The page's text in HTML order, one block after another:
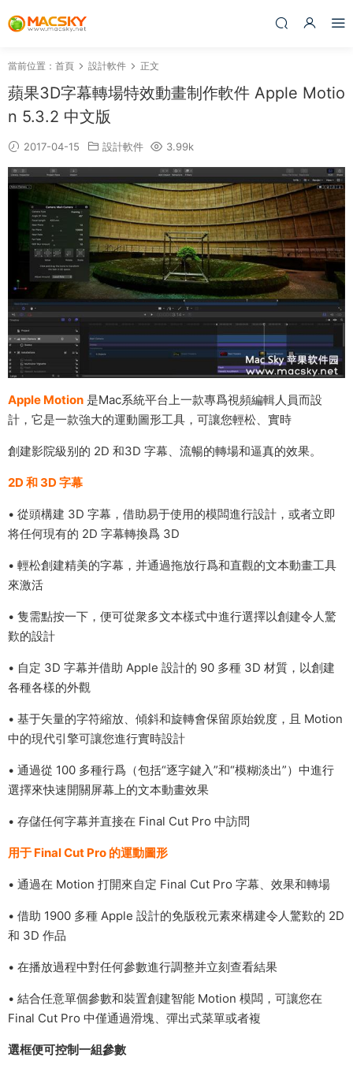
當前位置： 首頁 設計軟件 正文
蘋果3D字幕轉場特效動畫制作軟件 Apple Motio
n 5.3.2 中文版
2017-04-15 設計軟件 3.99k
Apple Motion 是Mac系統平台上一款專爲視頻編輯人員而設
計，它是一款強大的運動圖形工具，可讓您輕松、實時
創建影院級别的 2D 和3D 字幕、流暢的轉場和逼真的效果。
2D 和 3D 字幕
• 從頭構建 3D 字幕，借助易于使用的模闆進行設計，或者立即
将任何現有的 2D 字幕轉換爲 3D
• 輕松創建精美的字幕，并通過拖放行爲和直觀的文本動畫工具
來激活
• 隻需點按一下，便可從衆多文本樣式中進行選擇以創建令人驚
歎的設計
• 自定 3D 字幕并借助 Apple 設計的 90 多種 3D 材質，以創建
各種各樣的外觀
• 基于矢量的字符縮放、傾斜和旋轉會保留原始銳度，且 Motion
中的現代引擎可讓您進行實時設計
• 通過從 100 多種行爲（包括“逐字鍵入”和“模糊淡出”）中進行
選擇來快速開關屏幕上的文本動畫效果
• 存儲任何字幕并直接在 Final Cut Pro 中訪問
用于 Final Cut Pro 的運動圖形
• 通過在 Motion 打開來自定 Final Cut Pro 字幕、效果和轉場
• 借助 1900 多種 Apple 設計的免版稅元素來構建令人驚歎的 2D
和 3D 作品
• 在播放過程中對任何參數進行調整并立刻查看結果
• 結合任意單個參數和裝置創建智能 Motion 模闆，可讓您在
Final Cut Pro 中僅通過滑塊、彈出式菜單或者複
選框便可控制一組參數